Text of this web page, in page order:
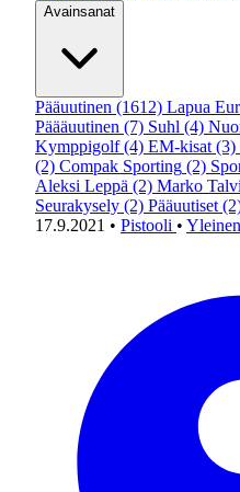
Avainsanat
Pääuutinen (1612) Lapua
Päääuutinen (7) Suhl (4)
Kymppigolf (4) EM-kisat (3)
(2) Compak Sporting (2)
Aleksi Leppä (2) Marko
Seurakysely (2) Pääuutiset
17.9.2021 • Pistooli • Yleinen